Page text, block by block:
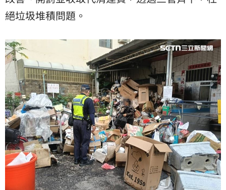
絕垃圾堆積問題。